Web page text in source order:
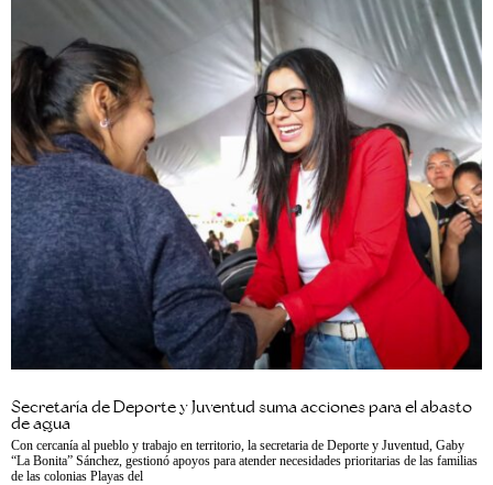
Secretaría de Deporte y Juventud suma acciones para el abasto
de agua
Con cercanía al pueblo y trabajo en territorio, la secretaria de Deporte y Juventud, Gaby
“La Bonita” Sánchez, gestionó apoyos para atender necesidades prioritarias de las familias
de las colonias Playas del